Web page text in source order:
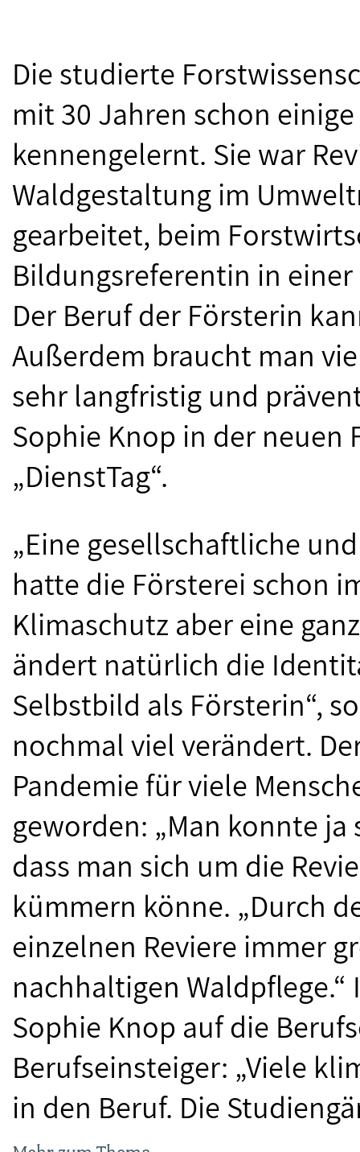
Die studierte
mit 30 Jahren schon
kennengelernt. Sie war
Waldgestaltung im
gearbeitet, beim
Bildungsreferentin in
Der Beruf der Försterin
Außerdem braucht man
sehr langfristig und
Sophie Knop in der neuen
„DienstTag“.
„Eine gesellschaftliche
hatte die Försterei schon
Klimaschutz aber eine
ändert natürlich die
Selbstbild als Försterin“,
nochmal viel verändert.
Pandemie für viele
geworden: „Man konnte
dass man sich um die
kümmern könne. „Durch
einzelnen Reviere immer
nachhaltigen
Sophie Knop auf die
Berufseinsteiger: „Viele
in den Beruf. Die